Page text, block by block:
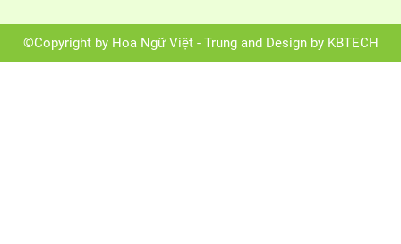
©Copyright by Hoa Ngữ Việt - Trung and Design by KBTECH